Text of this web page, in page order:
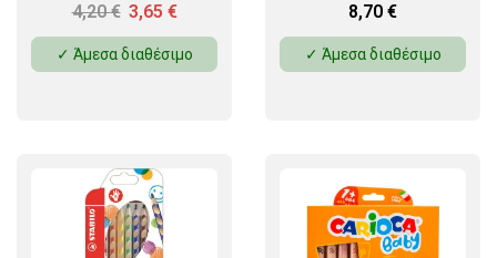
4,20€ 3,65 €
✓ Άμεσα διαθέσιμο
8,70 €
✓ Άμεσα διαθέσιμο